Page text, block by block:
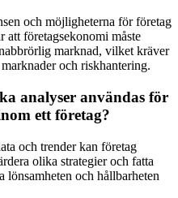
och möjligheterna för företag
att företagsekonomi måste
marknad, vilket kräver
och riskhantering.
analyser användas för
ett företag?
och trender kan företag
olika strategier och fatta
lönsamheten och hållbarheten